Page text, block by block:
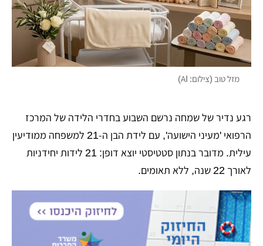
מזל טוב (צילום: AI)
רגע נדיר של שמחה נרשם השבוע בחדרי הלידה של המרכז
הרפואי 'מעיני הישועה', עם לידת הבן ה-21 למשפחה ממודיעין
עילית. מדובר בנתון סטטיסטי יוצא דופן: 21 לידות יחידניות
לאורך 22 שנה, ללא תאומים.